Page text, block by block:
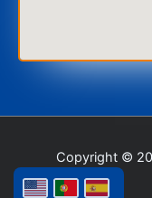
Copyright ©